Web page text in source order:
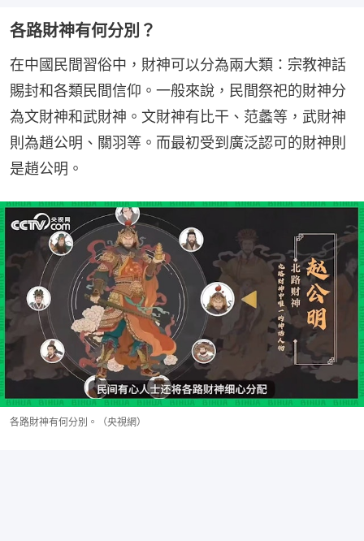
各路財神有何分別？
在中國民間習俗中，財神可以分為兩大類：宗教神話
賜封和各類民間信仰。一般來說，民間祭祀的財神分
為文財神和武財神。文財神有比干、范蠡等，武財神
則為趙公明、關羽等。而最初受到廣泛認可的財神則
是趙公明。
各路財神有何分別。（央視網）